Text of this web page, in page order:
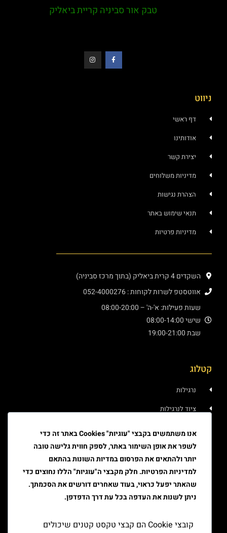
טבק אור סביניה קריית ביאליק
ניווט
דף ראשי
אודותינו
יצירת קשר
מדיניות משלוחים
הצהרת נגישות
תנאי שימוש באתר
מדיניות פרטיות
השקדים 4 קרית ביאליק (בתוך מרכז סביניה)
אווטסטפ לשרות לקוחות : 052-4000276
שעות פעילות: א'-ה' – 08:00-20:00
שישי 08:00-14:00
שבת 19:00-21:00
קטלוג
נרגילות
ציוד לנרגילות
טבק
ציוד למעשן
יצירת קשר
אנו משתמשים בקבצי "עוגיות" Cookies באתר זה כדי
לשפר את אופן השימור באתר, לספק חווית גלישה טובה
יותר ולהתאים את הפרסום במדיות השונות בהתאם
למדיניות הפרטיות. חלק מקבצי ה"עוגיות" הללו נחוצים כדי
שהאתר יפעל כראוי, בעוד שאחרים דורשים את הסכמתך.
ניתן לשנות את העדפה בכל עת דרך הדפדפן.
קובצי Cookie הם קבצי טקסט קטנים שיכולים